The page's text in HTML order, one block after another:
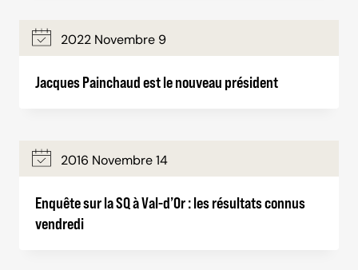
2022 Novembre 9
Jacques Painchaud est le nouveau président
2016 Novembre 14
Enquête sur la SQ à Val-d’Or : les résultats connus
vendredi